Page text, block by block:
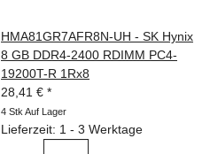
HMA81GR7AFR8N-UH - SK Hynix
8 GB DDR4-2400 RDIMM PC4-
19200T-R 1Rx8
28,41 € *
4 Stk Auf Lager
Lieferzeit: 1 - 3 Werktage